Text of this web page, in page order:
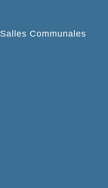
Salles Communales